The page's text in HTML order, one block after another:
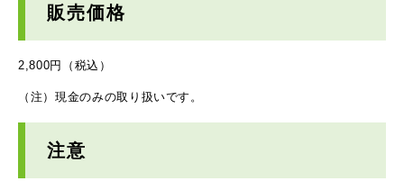
販売価格
2,800円（税込）
（注）現金のみの取り扱いです。
注意